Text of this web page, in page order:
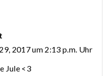
2017 um 2:13 p.m. Uhr
Jule <3